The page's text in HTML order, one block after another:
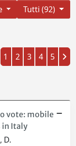
Tutti (92)
1 2 3 4 5
vote: mobile
in Italy
D.